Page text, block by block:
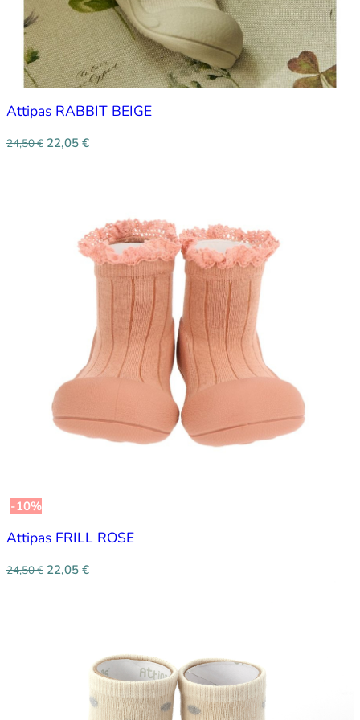
Attipas RABBIT BEIGE
24,50€ 22,05 €
-10%
Attipas FRILL ROSE
24,50€ 22,05 €